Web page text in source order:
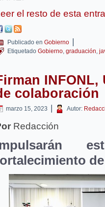
el resto de esta
Publicado en Gobierno |
Etiquetado Gobierno, graduación,
INFONL,
colaboración
marzo 15, 2023 | Autor:
Redacción